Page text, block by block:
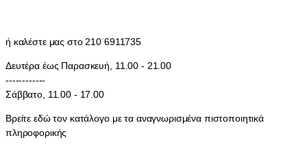
ή καλέστε μας στο 210 6911735
Δευτέρα έως Παρασκευή, 11.00 - 21.00
------------
Σάββατο, 11.00 - 17.00
Βρείτε εδώ τον κατάλογο με τα αναγνωρισμένα πιστοποιητικά
πληροφορικής